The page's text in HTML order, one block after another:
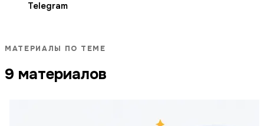
Telegram
МАТЕРИАЛЫ ПО ТЕМЕ
9 материалов